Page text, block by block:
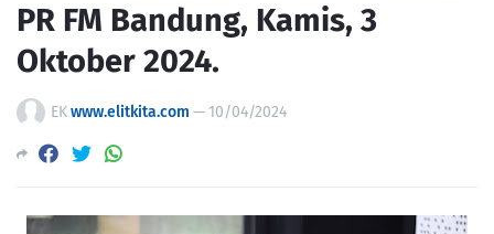
PR FM Bandung, Kamis, 3
Oktober 2024.
EKwww.elitkita.com — 10/04/2024